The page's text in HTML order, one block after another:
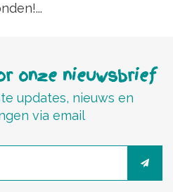
onze nieuwsbrief
updates, nieuws en
via email